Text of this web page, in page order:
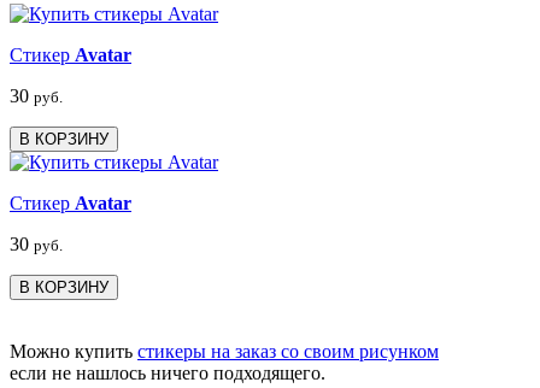
Стикер Avatar
30 руб.
В КОРЗИНУ
Стикер Avatar
30 руб.
В КОРЗИНУ
Можно купить стикеры на заказ со своим рисунком
если не нашлось ничего подходящего.